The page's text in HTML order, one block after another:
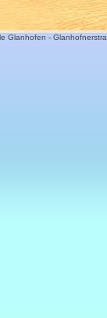
Glanhofen -